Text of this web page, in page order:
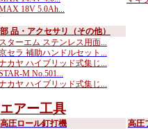
18V 5.0Ah...
部 品・アクセサリ（その他）
スターエム ステンレス用面...
セラ 補助ハンドルセット...
カヤ ハイブリッド式集じ...
M No.501...
カヤ ハイブリッド式集じ...
エアー工具
高圧ロール釘打機
高圧